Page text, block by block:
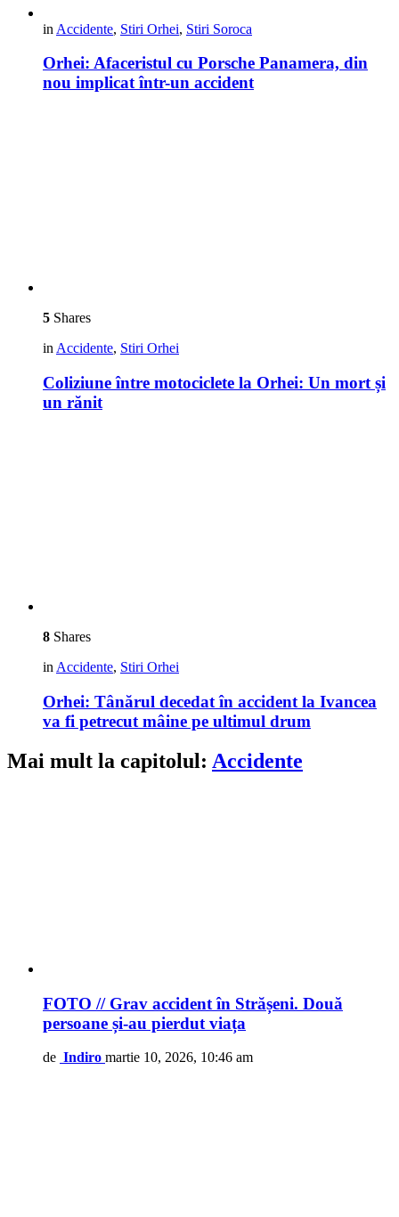
in Accidente, Stiri Orhei, Stiri Soroca
Orhei: Afaceristul cu Porsche Panamera, din
nou implicat într-un accident
5 Shares
in Accidente, Stiri Orhei
Coliziune între motociclete la Orhei: Un mort și
un rănit
8 Shares
inAccidente, Stiri Orhei
Orhei: Tânărul decedat în accident la Ivancea
va fi petrecut mâine pe ultimul drum
Mai mult la capitolul: Accidente
FOTO // Grav accident în Strășeni. Două
persoane și-au pierdut viața
de Indiro martie 10, 2026, 10:46 am